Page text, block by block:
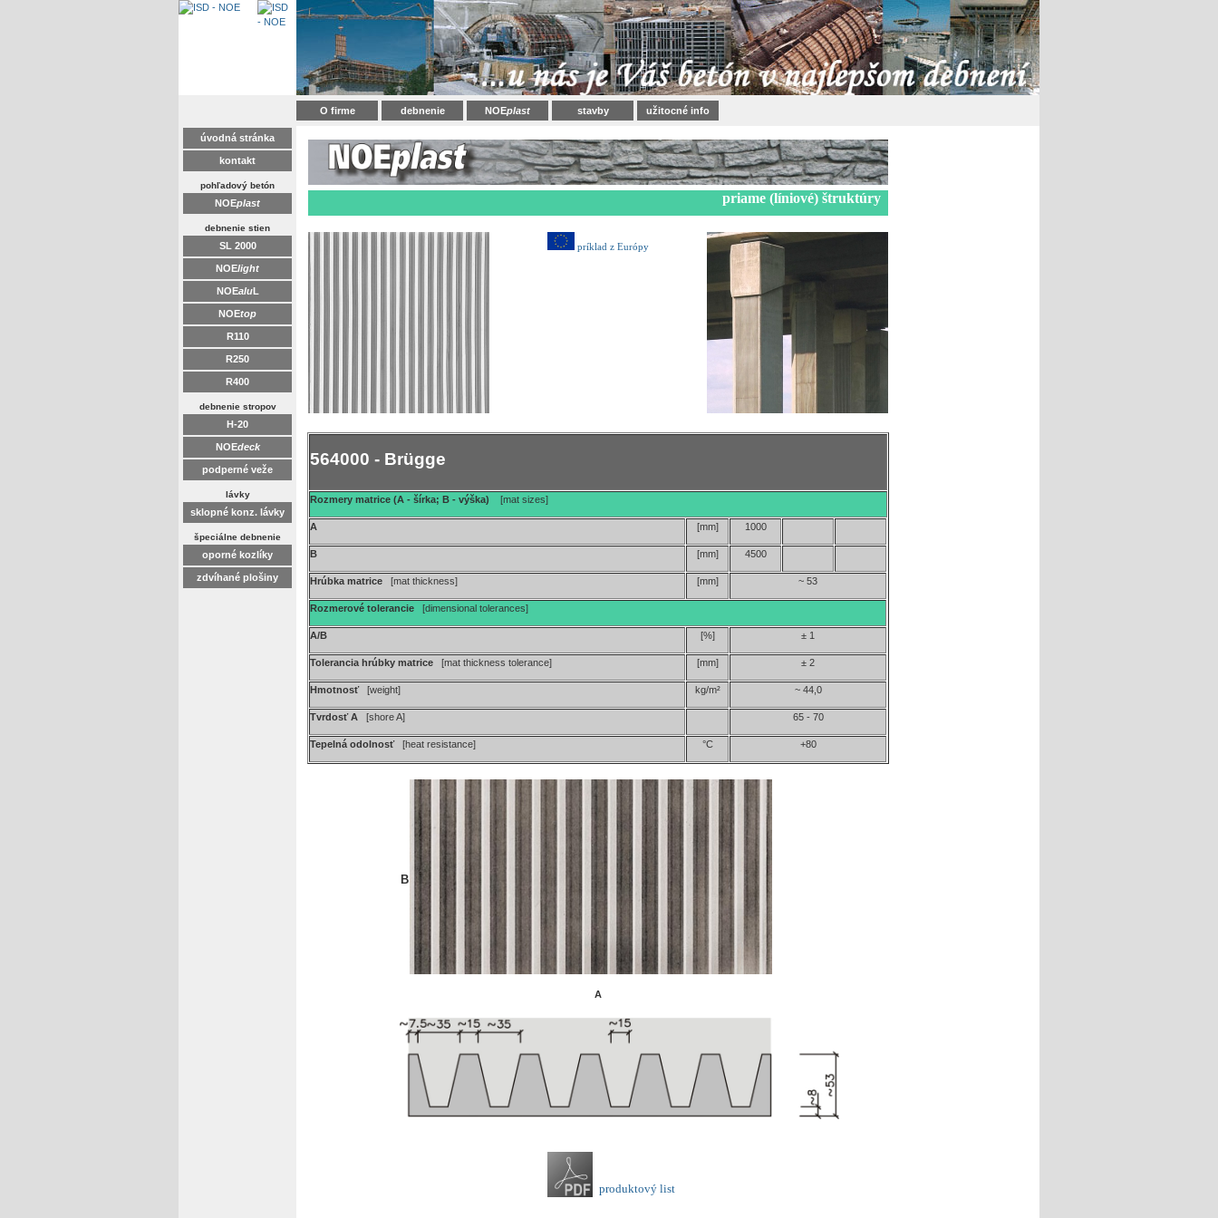
O firme debnenie NOEplast stavby užitocné info
úvodná stránka
kontakt
pohľadový betón
NOEplast
debnenie stien
SL 2000
NOElight
NOEaluL
NOEtop
R110
R250
R400
debnenie stropov
H-20
NOEdeck
podperné veže
lávky
sklopné konz. lávky
špeciálne debnenie
oporné kozlíky
zdvíhané plošiny
priame (líniové) štruktúry
príklad z Európy
564000 - Brügge
Rozmery matrice (A - šírka; B - výška) [mat sizes]
A [mm] 1000
B [mm] 4500
Hrúbka matrice [mat thickness] [mm] ~ 53
Rozmerové tolerancie [dimensional tolerances]
A/B [%] ± 1
Tolerancia hrúbky matrice [mat thickness tolerance] [mm] ± 2
Hmotnosť[weight] kg/m² ~ 44,0
Tvrdosť A [shore A] 65 - 70
Tepelná odolnosť [heat resistance] °C +80
B
A
produktový list